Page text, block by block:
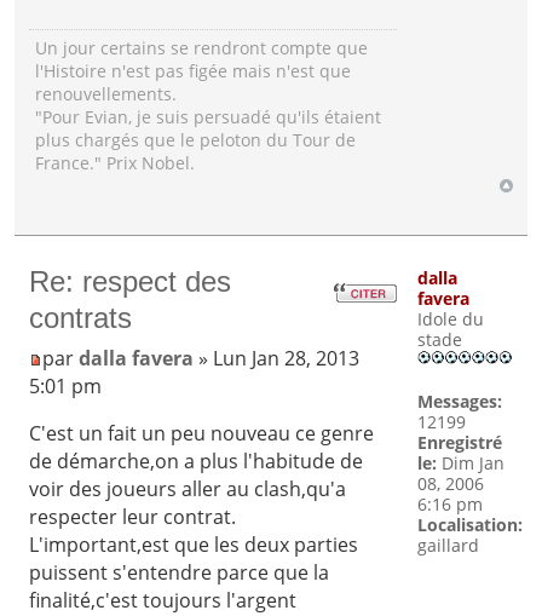
Un jour certains se rendront compte que
l'Histoire n'est pas figée mais n'est que
renouvellements.
"Pour Evian, je suis persuadé qu'ils étaient
plus chargés que le peloton du Tour de
France." Prix Nobel.
Re: respect des
contrats
pardalla favera » Lun Jan 28, 2013
5:01 pm
C'est un fait un peu nouveau ce genre
de démarche,on a plus l'habitude de
voir des joueurs aller au clash,qu'a
respecter leur contrat.
L'important,est que les deux parties
puissent s'entendre parce que la
finalité,c'est toujours l'argent
dalla
favera
Idole du
stade
Messages:
12199
Enregistré
le: Dim Jan
08, 2006
6:16 pm
Localisation:
gaillard